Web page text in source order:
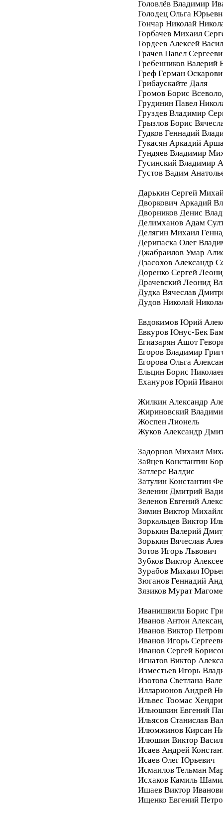
Головлёв Владимир
Голодец Ольга
Гончар Николай
Горбачев Михаил
Гордеев Алексей
Грачев Павел
Гребенников Валерий
Греф Герман
Грибаускайте Даля
Громов Борис
Грудинин Павел
Груздев Владимир
Грызлов Борис
Гудков Геннадий
Гукасян Аркадий
Гундяев Владимир
Гусинский Владимир
Густов Вадим
Дарькин Сергей
Дворкович Аркадий
Дворников Денис
Делимханов Адам
Делягин Михаил
Дерипаска Олег
Джабраилов Умар
Дзасохов Александр
Доренко Сергей
Драчевский Леонид
Дудка Вячеслав
Дудов Николай
Евдокимов Юрий
Евкуров Юнус-Бек
Егиазарян Ашот
Егоров Владимир
Егорова Ольга
Ельцин Борис
Ехануров Юрий
Жилкин Александр
Жириновский
Жоспен Лионель
Жуков Александр
Задорнов Михаил
Зайцев Константин
Затлерс Валдис
Затулин Константин
Зеленин Дмитрий
Зеленов Евгений
Зимин Виктор
Зоркальцев Виктор
Зорькин Валерий
Зорькин Вячеслав
Зотов Игорь Львович
Зубков Виктор
Зурабов Михаил
Зюганов Геннадий
Зязиков Мурат
Иванишвили Борис
Иванов Антон
Иванов Виктор
Иванов Игорь
Иванов Сергей
Игнатов Виктор
Изместьев Игорь
Изотова Светлана
Илларионов Андрей
Ильвес Тоомас
Ильюшкин Евгений
Ильясов Станислав
Илюмжинов Кирсан
Илюшин Виктор
Исаев Андрей
Исаев Олег Юрьевич
Исмаилов Тельман
Исхаков Камиль
Ишаев Виктор
Ищенко Евгений